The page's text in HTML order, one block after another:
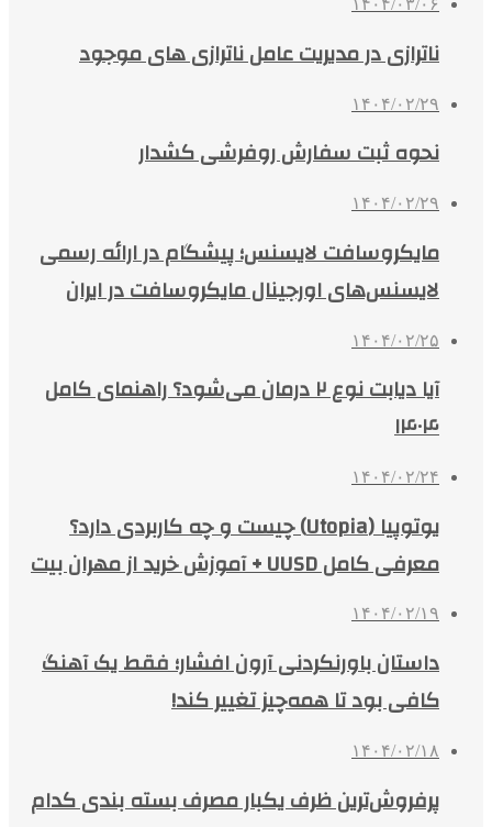
۱۴۰۴/۰۳/۰۶
ناترازی در مدیریت عامل ناترازی های موجود
۱۴۰۴/۰۲/۲۹
نحوه ثبت سفارش روفرشی کشدار
۱۴۰۴/۰۲/۲۹
مایکروسافت لایسنس؛ پیشگام در ارائه رسمی
لایسنس‌های اورجینال مایکروسافت در ایران
۱۴۰۴/۰۲/۲۵
آیا دیابت نوع ۲ درمان می‌شود؟ راهنمای کامل
۱۴۰۴
۱۴۰۴/۰۲/۲۴
یوتوپیا (Utopia) چیست و چه کاربردی دارد؟
معرفی کامل UUSD + آموزش خرید از مهران بیت
۱۴۰۴/۰۲/۱۹
داستان باورنکردنی آرون افشار؛ فقط یک آهنگ
کافی بود تا همه‌چیز تغییر کند!
۱۴۰۴/۰۲/۱۸
پرفروش‌ترین ظرف یکبار مصرف بسته بندی کدام